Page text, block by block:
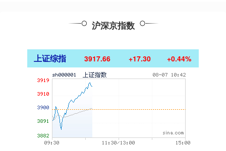
沪深京指数
上证综指 3917.66 +17.30 +0.44%